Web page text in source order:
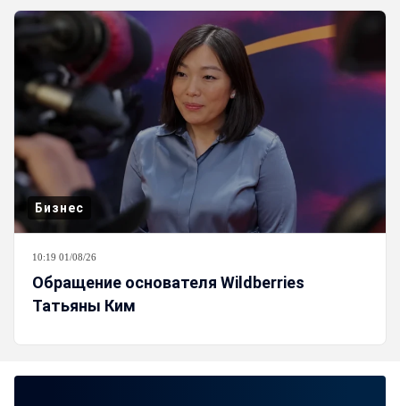
Бизнес
10:19 01/08/26
Обращение основателя Wildberries
Татьяны Ким